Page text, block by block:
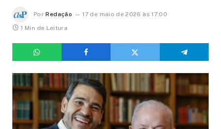
Por Redação
17 de maio de 2026 às 17:00
1 Min de Leitura